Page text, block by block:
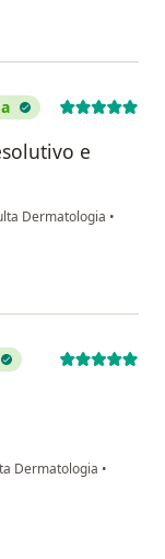
e
Dermatologia •
Dermatologia •